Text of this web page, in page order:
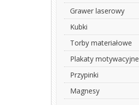
Grawer laserowy
Kubki
Torby materiałowe
Plakaty motywacyjne
Przypinki
Magnesy